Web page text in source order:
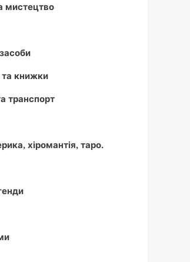
мистецтво
та книжки
транспорт
хіромантія, таро.